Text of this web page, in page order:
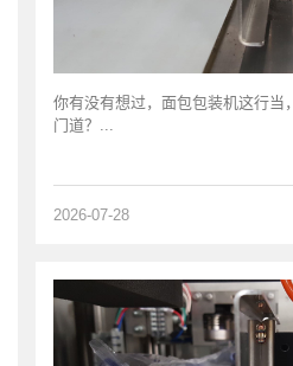
你有没有想过，面包包装机这行当
门道？...
2026-07-28